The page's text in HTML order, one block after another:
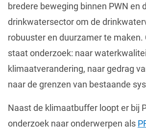
bredere beweging binnen PWN en
drinkwatersector om de
robuuster en duurzamer te maken.
staat onderzoek: naar
klimaatverandering, naar gedrag
naar de grenzen van bestaande
Naast de klimaatbuffer loopt er bij
onderzoek naar onderwerpen als